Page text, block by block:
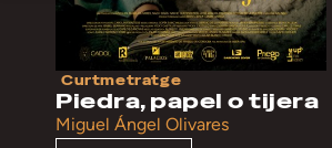
Curtmetratge
Piedra, papel o tijera
Miguel Ángel Olivares